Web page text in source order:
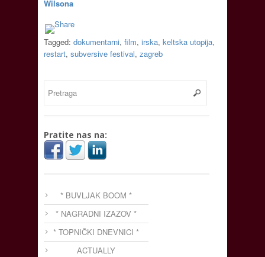
Wilsona
Tagged: dokumentarni, film, irska, keltska utopija,
restart, subversive festival, zagreb
Pratite nas na:
* BUVLJAK BOOM *
* NAGRADNI IZAZOV *
* TOPNIČKI DNEVNICI *
ACTUALLY